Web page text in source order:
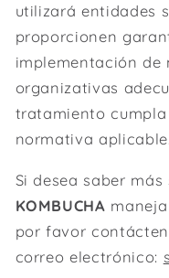
utilizará entidades
proporcionen
implementación de
organizativas
tratamiento
normativa aplicable.
Si desea saber
KOMBUCHA
por favor
correo electrónico: